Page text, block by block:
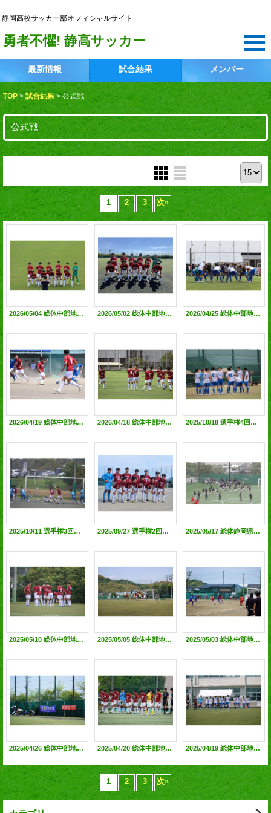
静岡高校サッカー部オフィシャルサイト
勇者不懼! 静高サッカー
最新情報 試合結果 メンバー
TOP > 試合結果 > 公式戦
公式戦
1 2 3 次»
2026/05/04 総体中部地区 敗者復活1回戦（vs静岡城北高）●0-3 @草薙球技場 2026/05/02 総体中部地区大会決勝トーナメント2回戦●0-0(PK3-5)@島田工業高G 2026/04/25 総体中部地区1次リーグ第三節(vs清水西高) ◯1-0 @中島人工芝G
2026/04/19 総体中部地区1次リーグ第二節(vs焼津水産高)◯2-0 ＠焼津水産高G 2026/04/18 総体中部地区1次リーグ第一節(vs静岡大成高)◯1-0 @中島人工芝G 2025/10/18 選手権4回戦（VS加藤学園暁秀)●1-2 @聖隷サッカー場
2025/10/11 選手権3回戦（VS袋井)◯1-0 @エコパ人工芝G 2025/09/27 選手権2回戦（VS沼津中央)◯2-1 @藤枝西高G 2025/05/17 総体静岡県大会1回戦（vs浜北西）●0-0(PK5-6)@磐田ゆめりあサッカー場
2025/05/10 総体中部地区 敗者復活2回戦（vs静清高校）◯2-1 県大会出場決定！@静清高田G 2025/05/05 総体中部地区 敗者復活1回戦（vs清流館）◯2-0 @島田工高G 2025/05/03 総体中部地区 決勝トーナメント1回戦（vs城北高校）●1-2 @藤枝北高G
2025/04/26 総体中部地区１次リーグ第三節（vs島田樟誠）○3-0 @島田工高G 2025/04/20 総体中部地区１次リーグ第ニ節 (vs静岡北高) ○1-0 @静岡北高G 2025/04/19 総体中部地区１次リーグ第一節 (vs島田高) ●1-1（PK1-4）@島田工業G
1 2 3 次»